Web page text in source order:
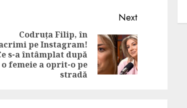
Next
Codruța Filip, în
pe Instagram!
s-a întâmplat după
o femeie a oprit-o pe
stradă